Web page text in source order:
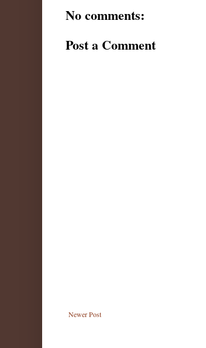
No comments:
Post a Comment
Newer Post